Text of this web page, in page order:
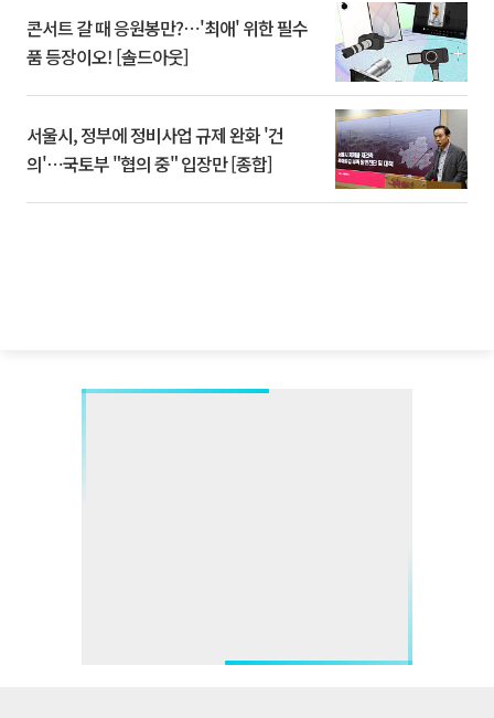
콘서트 갈 때 응원봉만?⋯'최애' 위한 필수
품 등장이오! [솔드아웃]
서울시, 정부에 정비사업 규제 완화 '건
의'⋯국토부 "협의 중" 입장만 [종합]